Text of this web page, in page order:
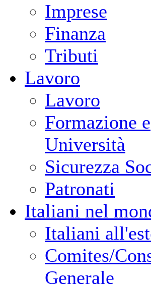
Imprese
Finanza
Tributi
Lavoro
Lavoro
Formazione e
Università
Sicurezza
Patronati
Italiani nel
Italiani
Comites/
Generale